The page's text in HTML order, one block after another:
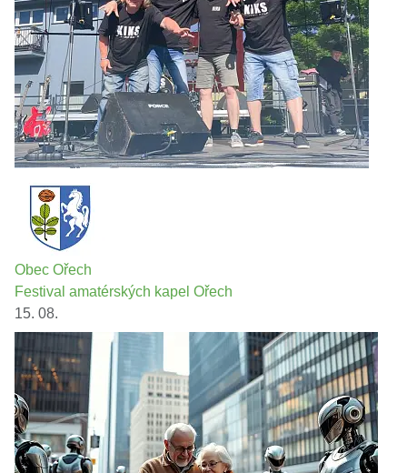
Obec Ořech
Festival amatérských kapel Ořech
15. 08.